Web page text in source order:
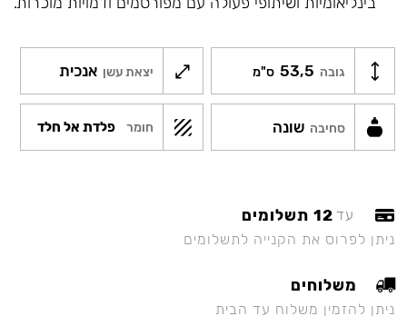
גובה 53,5 ס"מ יצאת עשן אנכית
סחיבה שונה חומר פלדת אל חלד
עד 12 תשלומים
ניתן לפרוס את הקנייה לתשלומים
משלוחים
ניתן להזמין משלוח עד הבית